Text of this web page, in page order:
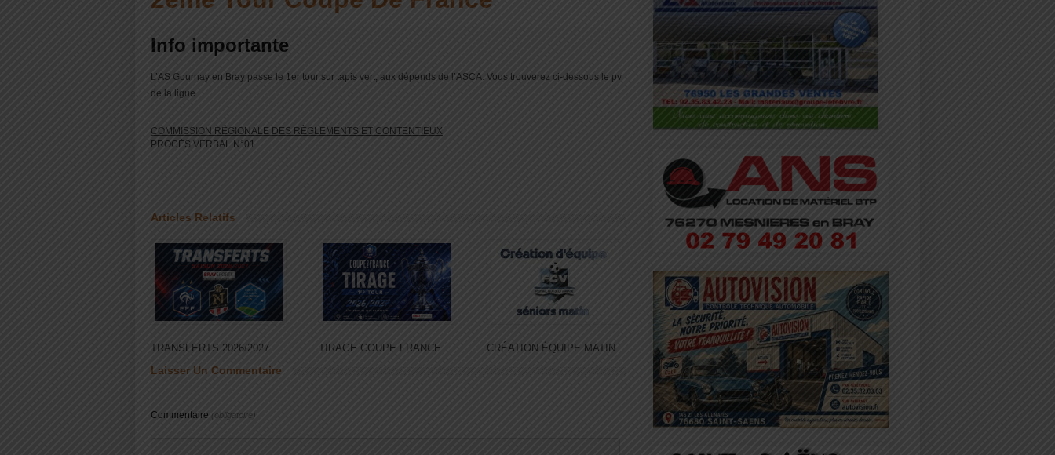
Info importante
L’AS Gournay en Bray passe le 1er tour sur tapis vert, aux dépends de l’ASCA. Vous trouverez ci-dessous le pv
de la ligue.
COMMISSION RÉGIONALE DES RÈGLEMENTS ET CONTENTIEUX
PROCÈS VERBAL N°01
Articles Relatifs
TRANSFERTS 2026/2027 TIRAGE COUPE FRANCE CRÉATION ÉQUIPE MATIN
Laisser Un Commentaire
Commentaire (obligatoire)